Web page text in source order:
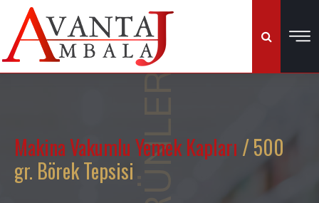
ÜRÜNLER
Makina Vakumlu Yemek Kapları / 500
gr. Börek Tepsisi